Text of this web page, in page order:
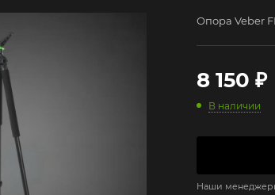
Опора Veber
8 150 ₽
В наличии
Наши менеджеры